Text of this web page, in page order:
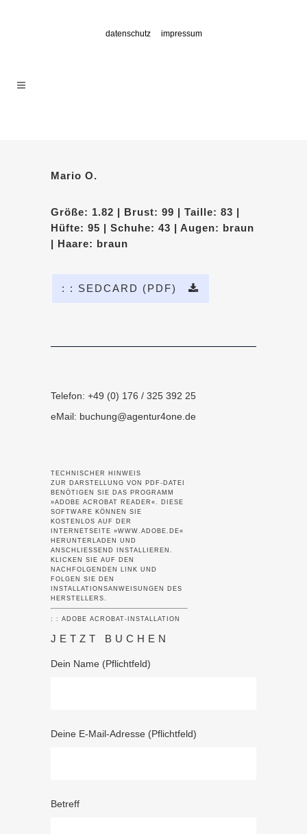
datenschutz impressum
Mario O.
Größe: 1.82 | Brust: 99 | Taille: 83 |
Hüfte: 95 | Schuhe: 43 | Augen: braun
| Haare: braun
: : SEDCARD (PDF)
Telefon: +49 (0) 176 / 325 392 25
eMail: buchung@agentur4one.de
TECHNISCHER HINWEIS
ZUR DARSTELLUNG VON PDF-DATEI
BENÖTIGEN SIE DAS PROGRAMM
»ADOBE ACROBAT READER«. DIESE
SOFTWARE KÖNNEN SIE
KOSTENLOS AUF DER
INTERNETSEITE »WWW.ADOBE.DE«
HERUNTERLADEN UND
ANSCHLIESSEND INSTALLIEREN.
KLICKEN SIE AUF DEN
NACHFOLGENDEN LINK UND
FOLGEN SIE DEN
INSTALLATIONSANWEISUNGEN DES
HERSTELLERS.
: : ADOBE ACROBAT-INSTALLATION
JETZT BUCHEN
Dein Name (Pflichtfeld)
Deine E-Mail-Adresse (Pflichtfeld)
Betreff